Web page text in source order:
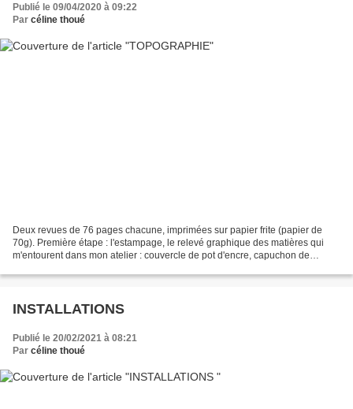
Publié le 09/04/2020 à 09:22
Par céline thoué
Deux revues de 76 pages chacune, imprimées sur papier frite (papier de
70g). Première étape : l'estampage, le relevé graphique des matières qui
m'entourent dans mon atelier : couvercle de pot d'encre, capuchon de
INSTALLATIONS
Publié le 20/02/2021 à 08:21
Par céline thoué